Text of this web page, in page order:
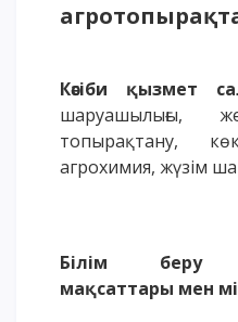
Оқу ақысы
ҚЫЗЫҚТЫ
Үндеу сөздері
Кампусқа саяхат
International studying
Кәсіби қызмет
шаруашылығы,
топырақтану,
агрохимия, жүзім
Білім беру
мақсаттары мен